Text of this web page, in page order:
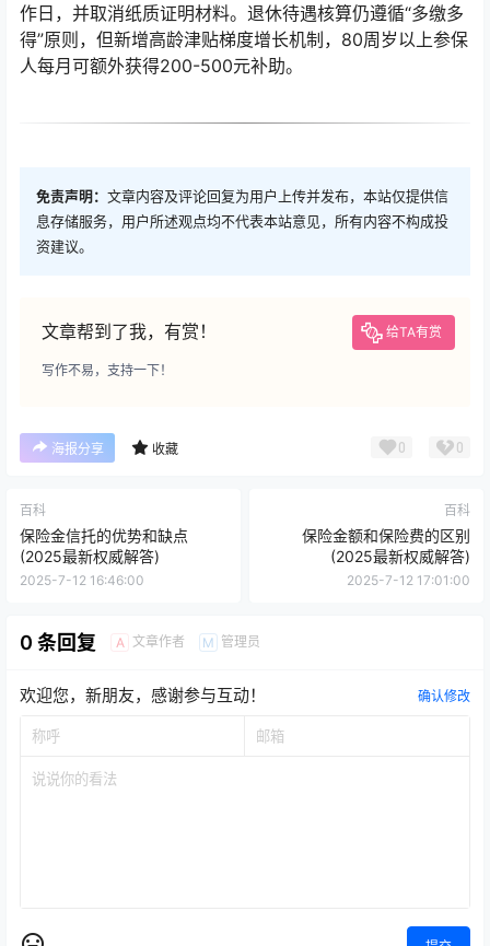
作日，并取消纸质证明材料。退休待遇核算仍遵循“多缴多
得”原则，但新增高龄津贴梯度增长机制，80周岁以上参保
人每月可额外获得200-500元补助。
免责声明： 文章内容及评论回复为用户上传并发布，本站仅提供信
息存储服务，用户所述观点均不代表本站意见，所有内容不构成投
资建议。
文章帮到了我，有赏！ 给TA有赏
写作不易，支持一下！
海报分享 收藏 0 0
百科
保险金信托的优势和缺点
(2025最新权威解答)
2025-7-12 16:46:00
百科
保险金额和保险费的区别
(2025最新权威解答)
2025-7-12 17:01:00
0 条回复 A 文章作者 M 管理员
欢迎您，新朋友，感谢参与互动！ 确认修改